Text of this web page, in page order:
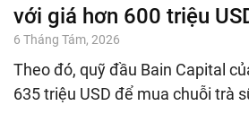
với giá hơn 600 triệu
6 Tháng Tám, 2026
Theo đó, quỹ đầu Bain Capital
635 triệu USD để mua chuỗi trà